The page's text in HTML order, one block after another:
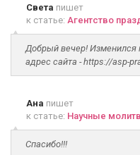
Света пишет
к статье: Агентство
Добрый вечер! Изменился
адрес сайта - https://asp-
Ана пишет
к статье: Научные
Спасибо!!!